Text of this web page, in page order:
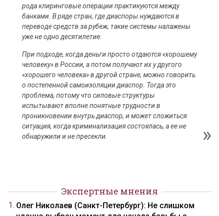
рода клиринговые операции практикуются между
банками. В ряде стран, где диаспоры нуждаются в
переводе средств за рубеж, такие системы налажены
уже не одно десятилетие.
При подходе, когда деньги просто отдаются «хорошему
человеку» в России, а потом получают их у другого
«хорошего человека» в другой стране, можно говорить
о постепенной самоизоляции диаспор. Тогда это
проблема, потому что силовые структуры
испытывают вполне понятные трудности в
проникновении внутрь диаспор, и может сложиться
ситуация, когда криминализация состоялась, а ее не
обнаружили и не пресекли.
Экспертные мнения
Олег Николаев (Санкт-Петербург): Не слишком